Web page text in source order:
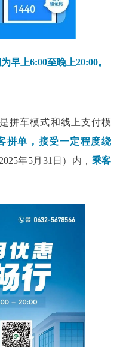
早上6:00至晚上20:00。
拼车模式和线上支付模
拼单，接受一定程度绕
年5月31日）内， 乘客